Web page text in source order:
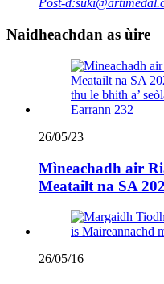
Post-d:
Naidheachdan as ùire
26/05/23
Mìneachadh air
Meatailt na SA
26/05/16